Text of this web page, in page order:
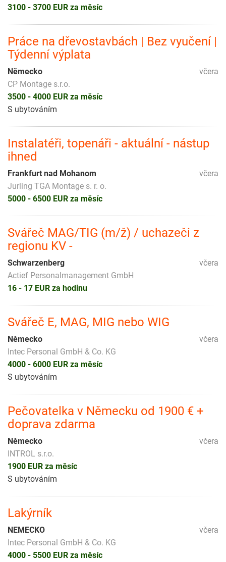
3100 - 3700 EUR za měsíc
Práce na dřevostavbách | Bez vyučení |
Týdenní výplata
včera
Německo
CP Montage s.r.o.
3500 - 4000 EUR za měsíc
S ubytováním
Instalatéři, topenáři - aktuální - nástup
ihned
včera
Frankfurt nad Mohanom
Jurling TGA Montage s. r. o.
5000 - 6500 EUR za měsíc
Svářeč MAG/TIG (m/ž) / uchazeči z
regionu KV -
včera
Schwarzenberg
Actief Personalmanagement GmbH
16 - 17 EUR za hodinu
Svářeč E, MAG, MIG nebo WIG
včera
Německo
Intec Personal GmbH & Co. KG
4000 - 6000 EUR za měsíc
S ubytováním
Pečovatelka v Německu od 1900 € +
doprava zdarma
včera
Německo
INTROL s.r.o.
1900 EUR za měsíc
S ubytováním
Lakýrník
včera
NEMECKO
Intec Personal GmbH & Co. KG
4000 - 5500 EUR za měsíc